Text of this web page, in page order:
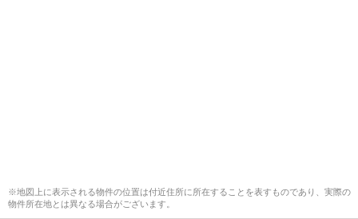
※地図上に表示される物件の位置は付近住所に所在することを表すものであり、実際の
物件所在地とは異なる場合がございます。